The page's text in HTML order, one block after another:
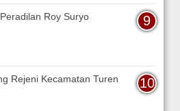
Roy Suryo
Rejeni Kecamatan Turen